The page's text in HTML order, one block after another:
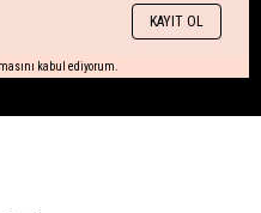
KAYIT OL
kabul ediyorum.